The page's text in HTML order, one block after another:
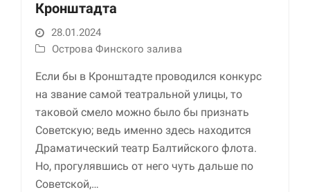
Кронштадта
28.01.2024
Острова Финского залива
Если бы в Кронштадте проводился конкурс
на звание самой театральной улицы, то
таковой смело можно было бы признать
Советскую; ведь именно здесь находится
Драматический театр Балтийского флота.
Но, прогулявшись от него чуть дальше по
Советской,…
Необходимые
этих файлов cookie
обязательно. Они
необходимы для
функционирования
веб-сайта.
Статистика и